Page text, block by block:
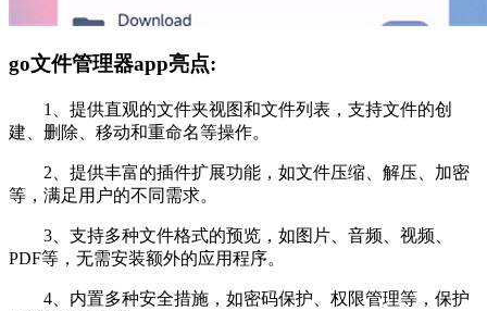
go文件管理器app亮点:
1、提供直观的文件夹视图和文件列表，支持文件的创
建、删除、移动和重命名等操作。
2、提供丰富的插件扩展功能，如文件压缩、解压、加密
等，满足用户的不同需求。
3、支持多种文件格式的预览，如图片、音频、视频、
PDF等，无需安装额外的应用程序。
4、内置多种安全措施，如密码保护、权限管理等，保护